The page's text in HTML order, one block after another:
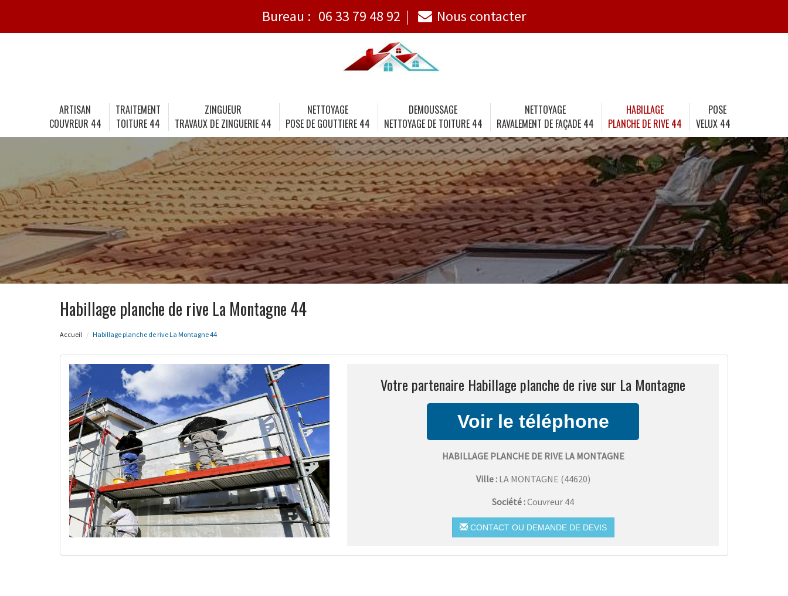
Bureau : 06 33 79 48 92 Nous contacter
ARTISAN
COUVREUR 44
TRAITEMENT
TOITURE 44
ZINGUEUR
TRAVAUX DE ZINGUERIE 44
NETTOYAGE
POSE DE GOUTTIERE 44
DEMOUSSAGE
NETTOYAGE DE TOITURE 44
NETTOYAGE
RAVALEMENT DE FAÇADE 44
HABILLAGE
PLANCHE DE RIVE 44
POSE
VELUX 44
Habillage planche de rive La Montagne 44
Accueil Habillage planche de rive La Montagne 44
Votre partenaire Habillage planche de rive sur La Montagne
HABILLAGE PLANCHE DE RIVE LA MONTAGNE
Ville : LA MONTAGNE (44620)
Société :Couvreur 44
CONTACT OU DEMANDE DE DEVIS